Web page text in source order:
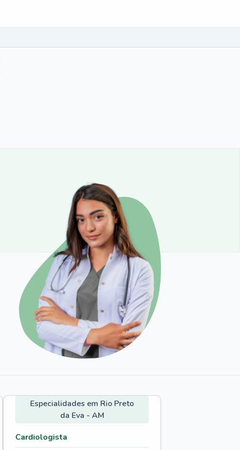
Especialidades em Rio Preto
da Eva - AM
Cardiologista